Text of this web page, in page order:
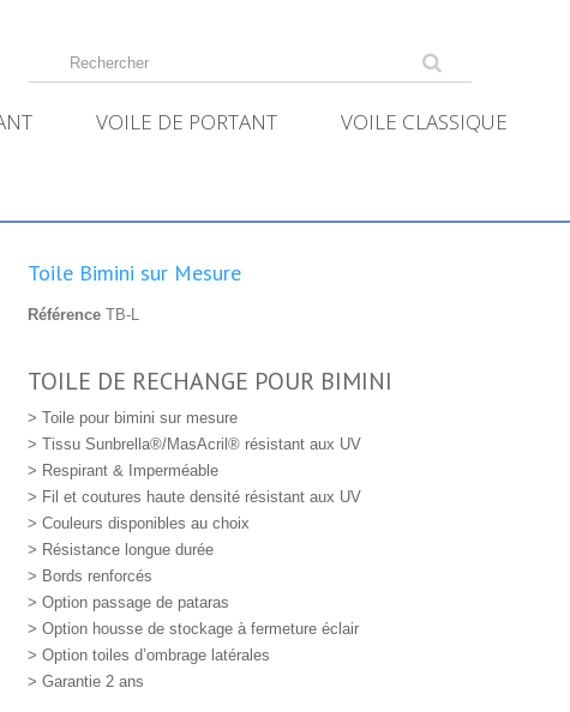
VOILE DE PORTANT VOILE CLASSIQUE
Toile Bimini sur Mesure
Référence TB-L
TOILE DE RECHANGE POUR BIMINI
> Toile pour bimini sur mesure
> Tissu Sunbrella®/MasAcril® résistant aux UV
> Respirant & Imperméable
> Fil et coutures haute densité résistant aux UV
> Couleurs disponibles au choix
> Résistance longue durée
> Bords renforcés
> Option passage de pataras
> Option housse de stockage à fermeture éclair
> Option toiles d’ombrage latérales
> Garantie 2 ans